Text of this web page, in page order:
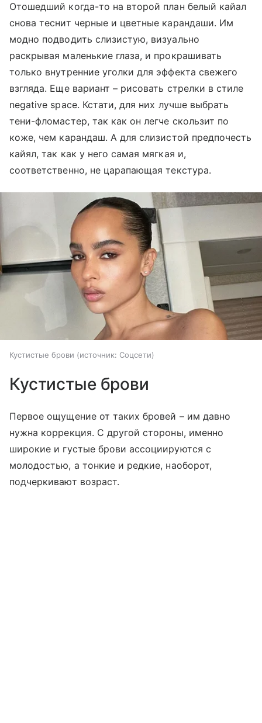
Отошедший когда-то на второй план белый кайал
снова теснит черные и цветные карандаши. Им
модно подводить слизистую, визуально
раскрывая маленькие глаза, и прокрашивать
только внутренние уголки для эффекта свежего
взгляда. Еще вариант – рисовать стрелки в стиле
negative space. Кстати, для них лучше выбрать
тени-фломастер, так как он легче скользит по
коже, чем карандаш. А для слизистой предпочесть
кайял, так как у него самая мягкая и,
соответственно, не царапающая текстура.
Кустистые брови источник: Соцсети
Кустистые брови
Первое ощущение от таких бровей – им давно
нужна коррекция. С другой стороны, именно
широкие и густые брови ассоциируются с
молодостью, а тонкие и редкие, наоборот,
подчеркивают возраст.